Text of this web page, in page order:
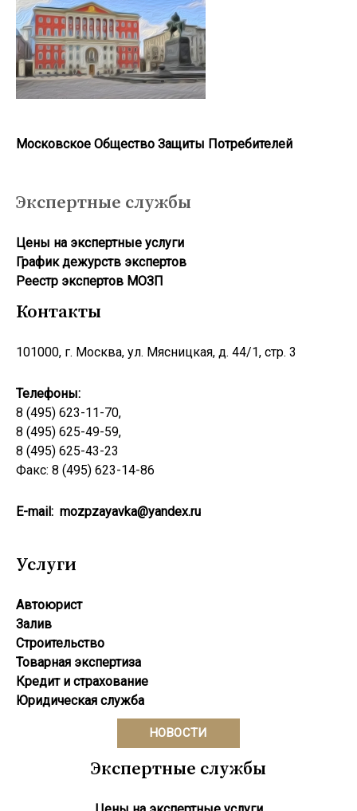
Московское Общество Защиты Потребителей
Экспертные службы
Цены на экспертные услуги
График дежурств экспертов
Реестр экcпертов МОЗП
Контакты
101000, г. Москва, ул. Мясницкая, д. 44/1, стр. 3
Телефоны:
8 (495) 623-11-70,
8 (495) 625-49-59,
8 (495) 625-43-23
Факс: 8 (495) 623-14-86
E-mail: mozpzayavka@yandex.ru
Услуги
Автоюрист
Залив
Строительство
Товарная экспертиза
Кредит и страхование
Юридическая служба
НОВОСТИ
Экспертные службы